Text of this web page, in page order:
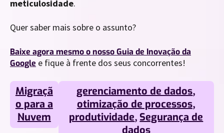
meticulosidade.
Quer saber mais sobre o assunto?
Baixe agora mesmo o nosso Guia de Inovação da
Google e fique à frente dos seus concorrentes!
Migraçã
o para a
Nuvem
gerenciamento de dados,
otimização de processos,
produtividade, Segurança de
dados